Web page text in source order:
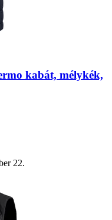
kabát, mélykék,
22.